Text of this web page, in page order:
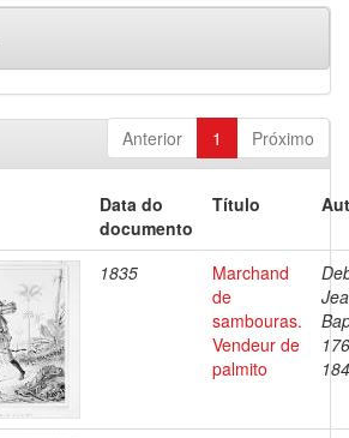
Anterior 1 Próximo
Data do
documento
Título
1835
Marchand
de
sambouras.
Vendeur de
palmito